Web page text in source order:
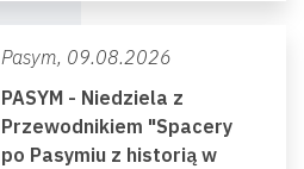
Pasym, 09.08.2026
PASYM - Niedziela z
Przewodnikiem "Spacery
po Pasymiu z historią w